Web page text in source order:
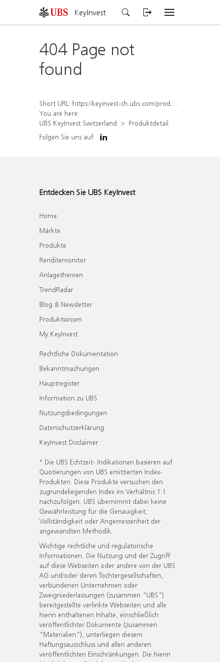
KeyInvest
404 Page not
found
Short URL: https://keyinvest-ch.ubs.com/produkt/detail/index/isin/CH1584640903
You are here:
UBS KeyInvest Switzerland
Produktdetail
Folgen Sie uns auf
Entdecken Sie UBS KeyInvest
Home
Märkte
Produkte
Renditemonitor
Anlagethemen
TrendRadar
Blog & Newsletter
Produktwissen
My KeyInvest
Rechtliche Dokumentation
Bekanntmachungen
Hauptregister
Information zu UBS
Nutzungsbedingungen
Datenschutzerklärung
KeyInvest Disclaimer
* Die UBS Echtzeit- Indikationen basieren auf
Quotierungen von UBS emittierten Index-
Produkten. Diese Produkte versuchen den
zugrundeliegenden Index im Verhältnis 1:1
nachzufolgen. UBS übernimmt dabei keine
Gewährleistung für die Genauigkeit,
Vollständigkeit oder Angemessenheit der
angewandten Methodik.
Wichtige rechtliche und regulatorische
Informationen. Die Nutzung und der Zugriff
auf diese Webseiten oder andere von der UBS
AG und/oder deren Tochtergesellschaften,
verbundenen Unternehmen oder
Zweigniederlassungen (zusammen "UBS")
bereitgestellte verlinkte Webseiten und alle
hierin enthaltenen Inhalte, einschließlich
veröffentlichter Dokumente (zusammen
"Materialien"), unterliegen diesem
Haftungsausschluss und allen anderen
veröffentlichten Einschränkungen. Die hierin